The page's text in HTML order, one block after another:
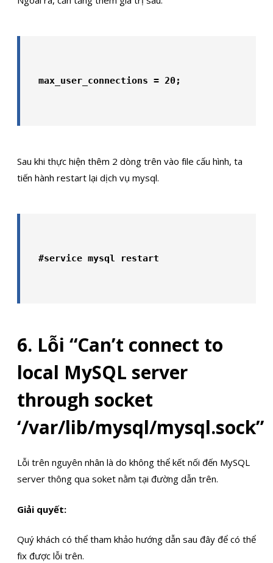
max_user_connections = 20;
Sau khi thực hiện thêm 2 dòng trên vào file cấu hình, ta
tiến hành restart lại dịch vụ mysql.
#service mysql restart
6. Lỗi “Can’t connect to
local MySQL server
through socket
‘/var/lib/mysql/mysql.sock”
Lỗi trên nguyên nhân là do không thể kết nối đến MySQL
server thông qua soket nằm tại đường dẫn trên.
Giải quyết:
Quý khách có thể tham khảo hướng dẫn sau đây để có thể
fix được lỗi trên.